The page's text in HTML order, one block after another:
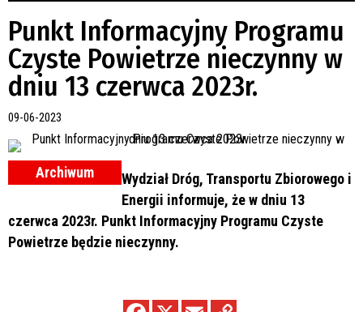
Punkt Informacyjny Programu
Czyste Powietrze nieczynny w
dniu 13 czerwca 2023r.
09-06-2023
Archiwum
Wydział Dróg, Transportu Zbiorowego i
Energii informuje, że w dniu 13
czerwca 2023r. Punkt Informacyjny Programu Czyste
Powietrze będzie nieczynny.